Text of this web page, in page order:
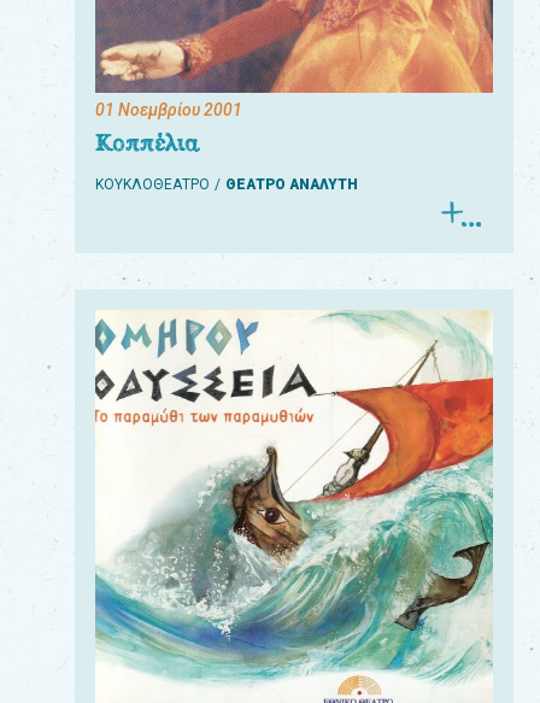
01 Νοεμβρίου 2001
Κοππέλια
ΚΟΥΚΛΟΘΕΑΤΡΟ ΘΕΑΤΡΟ ΑΝΑΛΥΤΗ
συλλόγους
παραγωγούς
συνεργάτες